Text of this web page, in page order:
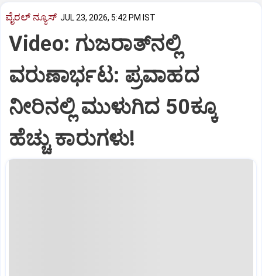
ವೈರಲ್ ನ್ಯೂಸ್ JUL 23, 2026, 5:42 PM IST
Video: ಗುಜರಾತ್‌ನಲ್ಲಿ
ವರುಣಾರ್ಭಟ: ಪ್ರವಾಹದ
ನೀರಿನಲ್ಲಿ ಮುಳುಗಿದ 50ಕ್ಕೂ
ಹೆಚ್ಚು ಕಾರುಗಳು!